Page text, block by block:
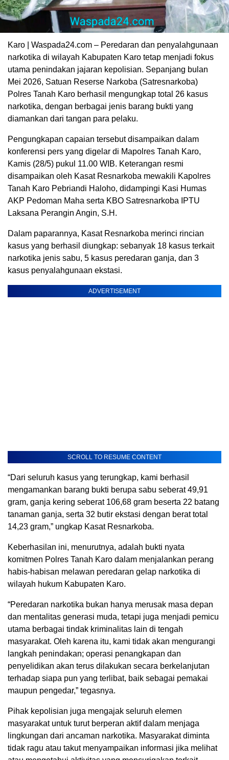
Karo | Waspada24.com – Peredaran dan penyalahgunaan
narkotika di wilayah Kabupaten Karo tetap menjadi fokus
utama penindakan jajaran kepolisian. Sepanjang bulan
Mei 2026, Satuan Reserse Narkoba (Satresnarkoba)
Polres Tanah Karo berhasil mengungkap total 26 kasus
narkotika, dengan berbagai jenis barang bukti yang
diamankan dari tangan para pelaku.
Pengungkapan capaian tersebut disampaikan dalam
konferensi pers yang digelar di Mapolres Tanah Karo,
Kamis (28/5) pukul 11.00 WIB. Keterangan resmi
disampaikan oleh Kasat Resnarkoba mewakili Kapolres
Tanah Karo Pebriandi Haloho, didampingi Kasi Humas
AKP Pedoman Maha serta KBO Satresnarkoba IPTU
Laksana Perangin Angin, S.H.
Dalam paparannya, Kasat Resnarkoba merinci rincian
kasus yang berhasil diungkap: sebanyak 18 kasus terkait
narkotika jenis sabu, 5 kasus peredaran ganja, dan 3
kasus penyalahgunaan ekstasi.
ADVERTISEMENT
SCROLL TO RESUME CONTENT
“Dari seluruh kasus yang terungkap, kami berhasil
mengamankan barang bukti berupa sabu seberat 49,91
gram, ganja kering seberat 106,68 gram beserta 22 batang
tanaman ganja, serta 32 butir ekstasi dengan berat total
14,23 gram,” ungkap Kasat Resnarkoba.
Keberhasilan ini, menurutnya, adalah bukti nyata
komitmen Polres Tanah Karo dalam menjalankan perang
habis-habisan melawan peredaran gelap narkotika di
wilayah hukum Kabupaten Karo.
“Peredaran narkotika bukan hanya merusak masa depan
dan mentalitas generasi muda, tetapi juga menjadi pemicu
utama berbagai tindak kriminalitas lain di tengah
masyarakat. Oleh karena itu, kami tidak akan mengurangi
langkah penindakan; operasi penangkapan dan
penyelidikan akan terus dilakukan secara berkelanjutan
terhadap siapa pun yang terlibat, baik sebagai pemakai
maupun pengedar,” tegasnya.
Pihak kepolisian juga mengajak seluruh elemen
masyarakat untuk turut berperan aktif dalam menjaga
lingkungan dari ancaman narkotika. Masyarakat diminta
tidak ragu atau takut menyampaikan informasi jika melihat